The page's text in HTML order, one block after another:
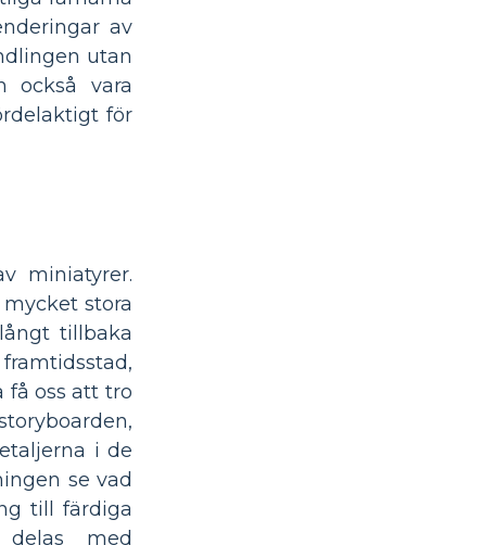
av
utan
också vara
för
miniatyrer.
stora
tillbaka
få oss att tro
i de
se vad
till färdiga
med